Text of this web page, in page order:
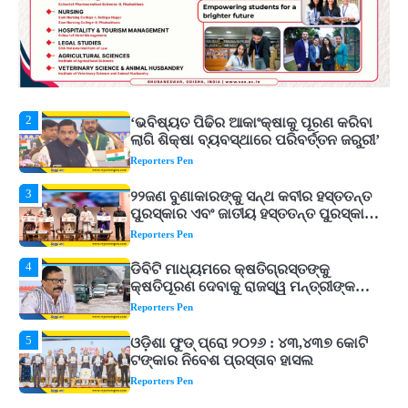
Reporters Pen
‘ଭବିଷ୍ୟତ ପିଢିର ଆକାଂକ୍ଷାକୁ ପୂରଣ କରିବା
ଲାଗି ଶିକ୍ଷା ବ୍ୟବସ୍ଥାରେ ପରିବର୍ତ୍ତନ ଜରୁରୀ’
Reporters Pen
3
୨୨ଜଣ ବୁଣାକାରଙ୍କୁ ସନ୍ଥ କବୀର ହସ୍ତତନ୍ତ
ପୁରସ୍କାର ଏବଂ ଜାତୀୟ ହସ୍ତତନ୍ତ ପୁରସ୍କାର
ପ୍ରଦାନ, ଓଡ଼ିଶାରୁ ୨ ଜଣଙ୍କୁ ମିଳିଲା
Reporters Pen
4
ଡିବିଟି ମାଧ୍ୟମରେ କ୍ଷତିଗ୍ରସ୍ତଙ୍କୁ
କ୍ଷତିପୂରଣ ଦେବାକୁ ରାଜସ୍ୱ ମନ୍ତ୍ରୀଙ୍କ
ନିର୍ଦ୍ଦେଶ
Reporters Pen
5
ଓଡ଼ିଶା ଫୁଡ୍ ପ୍ରୋ ୨୦୨୬ : ୪୩,୪୩୭ କୋଟି
ଟଙ୍କାର ନିବେଶ ପ୍ରସ୍ତାବ ହାସଲ
Reporters Pen
1
ଘରର ବାସ୍ତୁଦୋଷ ଦୂର କରିବ ଲିଲି ଫୁଲ!
Reporters Pen